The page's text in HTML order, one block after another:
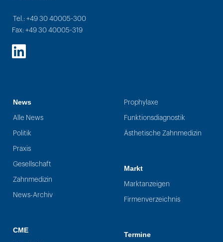
Tel.: +49 30 40005-300
Fax: +49 30 40005-319
LinkedIn
News
Alle News
Politik
Praxis
Gesellschaft
Zahnmedizin
News-Archiv
CME
Prophylaxe
Funktionsdiagnostik
Ästhetische Zahnmedizin
Markt
Marktanzeigen
Firmenverzeichnis
Termine